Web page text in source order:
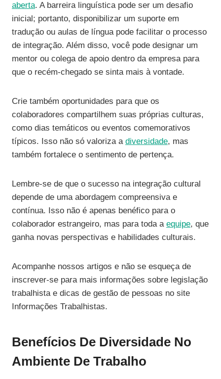
aberta. A barreira linguística pode ser um desafio
inicial; portanto, disponibilizar um suporte em
tradução ou aulas de língua pode facilitar o processo
de integração. Além disso, você pode designar um
mentor ou colega de apoio dentro da empresa para
que o recém-chegado se sinta mais à vontade.
Crie também oportunidades para que os
colaboradores compartilhem suas próprias culturas,
como dias temáticos ou eventos comemorativos
típicos. Isso não só valoriza a diversidade, mas
também fortalece o sentimento de pertença.
Lembre-se de que o sucesso na integração cultural
depende de uma abordagem compreensiva e
contínua. Isso não é apenas benéfico para o
colaborador estrangeiro, mas para toda a equipe, que
ganha novas perspectivas e habilidades culturais.
Acompanhe nossos artigos e não se esqueça de
inscrever-se para mais informações sobre legislação
trabalhista e dicas de gestão de pessoas no site
Informações Trabalhistas.
Benefícios De Diversidade No
Ambiente De Trabalho